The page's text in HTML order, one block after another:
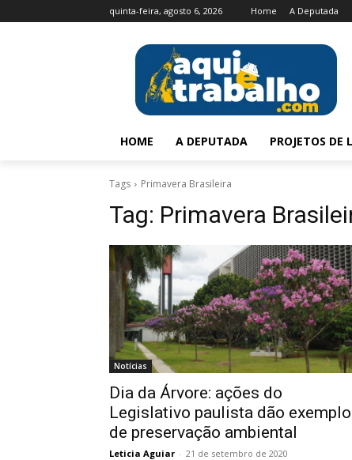
quinta-feira, agosto 6, 2026 Home A Deputada
HOME A DEPUTADA PROJETOS DE
Tags Primavera Brasileira
Tag: Primavera
Notícias
Dia da Árvore: ações do
Legislativo paulista dão exemplo
de preservação ambiental
Leticia Aguiar - 21 de setembro de 2020